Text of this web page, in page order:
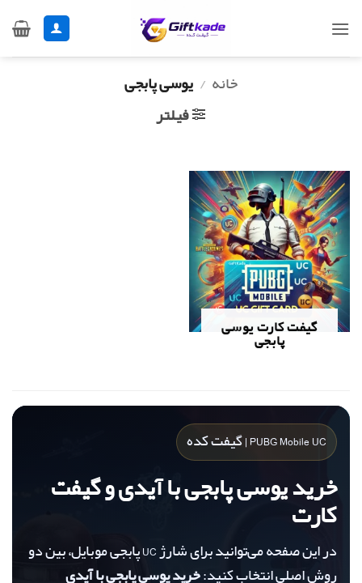
خانه / یوسی پابجی
فیلتر
گیفت کارت یوسی
پابجی
PUBG Mobile UC | گیفت کده
خرید یوسی پابجی با آیدی و گیفت
کارت
در این صفحه می‌توانید برای شارژ UC پابجی موبایل، بین دو
روش اصلی انتخاب کنید:خرید یوسی پابجی با آیدی